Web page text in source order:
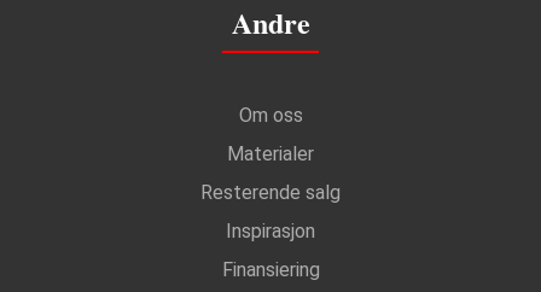
Andre
Om oss
Materialer
Resterende salg
Inspirasjon
Finansiering